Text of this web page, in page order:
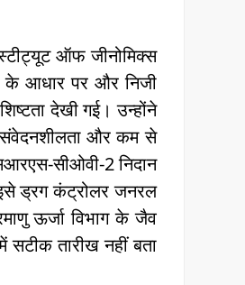
ऑफ जीनोमिक्स
के आधार पर और निजी
देखी गई। उन्होंने
और कम से
सीओवी-2 निदान
ड्रग कंट्रोलर जनरल
ऊर्जा विभाग के जैव
सटीक तारीख नहीं बता